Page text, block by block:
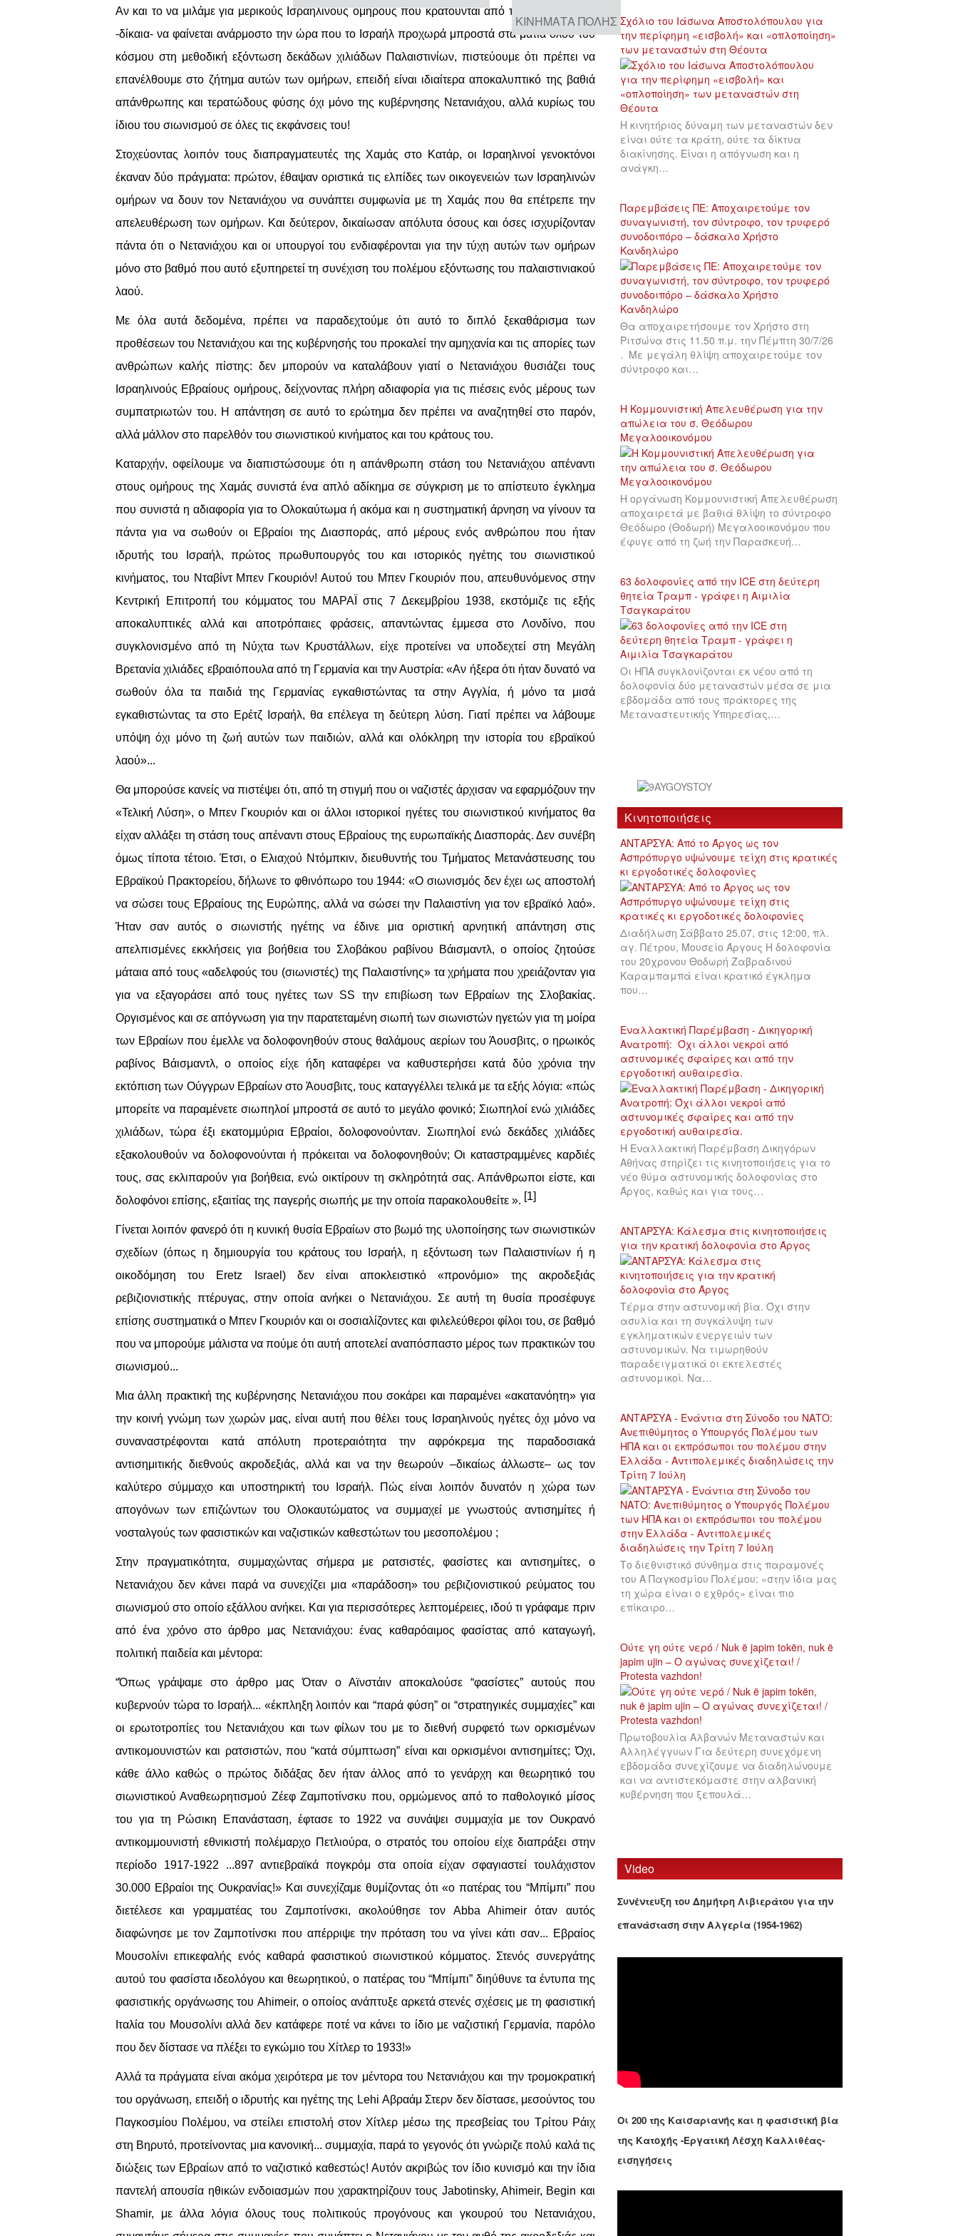
ΚΙΝΉΜΑΤΑ ΠΌΛΗΣ
Αν και το να μιλάμε για μερικούς Ισραηλινούς ομήρους που κρατούνται από τη Χαμάς μπορεί
-δίκαια- να φαίνεται ανάρμοστο την ώρα που το Ισραήλ προχωρά μπροστά στα μάτια όλου του
κόσμου στη μεθοδική εξόντωση δεκάδων χιλιάδων Παλαιστινίων, πιστεύουμε ότι πρέπει να
επανέλθουμε στο ζήτημα αυτών των ομήρων, επειδή είναι ιδιαίτερα αποκαλυπτικό της βαθιά
απάνθρωπης και τερατώδους φύσης όχι μόνο της κυβέρνησης Νετανιάχου, αλλά κυρίως του
ίδιου του σιωνισμού σε όλες τις εκφάνσεις του!
Στοχεύοντας λοιπόν τους διαπραγματευτές της Χαμάς στο Κατάρ, οι Ισραηλινοί γενοκτόνοι
έκαναν δύο πράγματα: πρώτον, έθαψαν οριστικά τις ελπίδες των οικογενειών των Ισραηλινών
ομήρων να δουν τον Νετανιάχου να συνάπτει συμφωνία με τη Χαμάς που θα επέτρεπε την
απελευθέρωση των ομήρων. Και δεύτερον, δικαίωσαν απόλυτα όσους και όσες ισχυρίζονταν
πάντα ότι ο Νετανιάχου και οι υπουργοί του ενδιαφέρονται για την τύχη αυτών των ομήρων
μόνο στο βαθμό που αυτό εξυπηρετεί τη συνέχιση του πολέμου εξόντωσης του παλαιστινιακού
λαού.
Με όλα αυτά δεδομένα, πρέπει να παραδεχτούμε ότι αυτό το διπλό ξεκαθάρισμα των
προθέσεων του Νετανιάχου και της κυβέρνησής του προκαλεί την αμηχανία και τις απορίες των
ανθρώπων καλής πίστης: δεν μπορούν να καταλάβουν γιατί ο Νετανιάχου θυσιάζει τους
Ισραηλινούς Εβραίους ομήρους, δείχνοντας πλήρη αδιαφορία για τις πιέσεις ενός μέρους των
συμπατριωτών του. Η απάντηση σε αυτό το ερώτημα δεν πρέπει να αναζητηθεί στο παρόν,
αλλά μάλλον στο παρελθόν του σιωνιστικού κινήματος και του κράτους του.
Καταρχήν, οφείλουμε να διαπιστώσουμε ότι η απάνθρωπη στάση του Νετανιάχου απέναντι
στους ομήρους της Χαμάς συνιστά ένα απλό αδίκημα σε σύγκριση με το απίστευτο έγκλημα
που συνιστά η αδιαφορία για το Ολοκαύτωμα ή ακόμα και η συστηματική άρνηση να γίνουν τα
πάντα για να σωθούν οι Εβραίοι της Διασποράς, από μέρους ενός ανθρώπου που ήταν
ιδρυτής του Ισραήλ, πρώτος πρωθυπουργός του και ιστορικός ηγέτης του σιωνιστικού
κινήματος, του Νταβίντ Μπεν Γκουριόν! Αυτού του Μπεν Γκουριόν που, απευθυνόμενος στην
Κεντρική Επιτροπή του κόμματος του MAPAÏ στις 7 Δεκεμβρίου 1938, εκστόμιζε τις εξής
αποκαλυπτικές αλλά και αποτρόπαιες φράσεις, απαντώντας έμμεσα στο Λονδίνο, που
συγκλονισμένο από τη Νύχτα των Κρυστάλλων, είχε προτείνει να υποδεχτεί στη Μεγάλη
Βρετανία χιλιάδες εβραιόπουλα από τη Γερμανία και την Αυστρία: «Αν ήξερα ότι ήταν δυνατό να
σωθούν όλα τα παιδιά της Γερμανίας εγκαθιστώντας τα στην Αγγλία, ή μόνο τα μισά
εγκαθιστώντας τα στο Ερέτζ Ισραήλ, θα επέλεγα τη δεύτερη λύση. Γιατί πρέπει να λάβουμε
υπόψη όχι μόνο τη ζωή αυτών των παιδιών, αλλά και ολόκληρη την ιστορία του εβραϊκού
λαού»...
Θα μπορούσε κανείς να πιστέψει ότι, από τη στιγμή που οι ναζιστές άρχισαν να εφαρμόζουν την
«Τελική Λύση», ο Μπεν Γκουριόν και οι άλλοι ιστορικοί ηγέτες του σιωνιστικού κινήματος θα
είχαν αλλάξει τη στάση τους απέναντι στους Εβραίους της ευρωπαϊκής Διασποράς. Δεν συνέβη
όμως τίποτα τέτοιο. Έτσι, ο Ελιαχού Ντόμπκιν, διευθυντής του Τμήματος Μετανάστευσης του
Εβραϊκού Πρακτορείου, δήλωνε το φθινόπωρο του 1944: «Ο σιωνισμός δεν έχει ως αποστολή
να σώσει τους Εβραίους της Ευρώπης, αλλά να σώσει την Παλαιστίνη για τον εβραϊκό λαό».
Ήταν σαν αυτός ο σιωνιστής ηγέτης να έδινε μια οριστική αρνητική απάντηση στις
απελπισμένες εκκλήσεις για βοήθεια του Σλοβάκου ραβίνου Βάισμαντλ, ο οποίος ζητούσε
μάταια από τους «αδελφούς του (σιωνιστές) της Παλαιστίνης» τα χρήματα που χρειάζονταν για
για να εξαγοράσει από τους ηγέτες των SS την επιβίωση των Εβραίων της Σλοβακίας.
Οργισμένος και σε απόγνωση για την παρατεταμένη σιωπή των σιωνιστών ηγετών για τη μοίρα
των Εβραίων που έμελλε να δολοφονηθούν στους θαλάμους αερίων του Άουσβιτς, ο ηρωικός
ραβίνος Βάισμαντλ, ο οποίος είχε ήδη καταφέρει να καθυστερήσει κατά δύο χρόνια την
εκτόπιση των Ούγγρων Εβραίων στο Άουσβιτς, τους καταγγέλλει τελικά με τα εξής λόγια: «πώς
μπορείτε να παραμένετε σιωπηλοί μπροστά σε αυτό το μεγάλο φονικό; Σιωπηλοί ενώ χιλιάδες
χιλιάδων, τώρα έξι εκατομμύρια Εβραίοι, δολοφονούνταν. Σιωπηλοί ενώ δεκάδες χιλιάδες
εξακολουθούν να δολοφονούνται ή πρόκειται να δολοφονηθούν; Οι καταστραμμένες καρδιές
τους, σας εκλιπαρούν για βοήθεια, ενώ οικτίρουν τη σκληρότητά σας. Απάνθρωποι είστε, και
δολοφόνοι επίσης, εξαιτίας της παγερής σιωπής με την οποία παρακολουθείτε ». [1]
Γίνεται λοιπόν φανερό ότι η κυνική θυσία Εβραίων στο βωμό της υλοποίησης των σιωνιστικών
σχεδίων (όπως η δημιουργία του κράτους του Ισραήλ, η εξόντωση των Παλαιστινίων ή η
οικοδόμηση του Eretz Israel) δεν είναι αποκλειστικό «προνόμιο» της ακροδεξιάς
ρεβιζιονιστικής πτέρυγας, στην οποία ανήκει ο Νετανιάχου. Σε αυτή τη θυσία προσέφυγε
επίσης συστηματικά ο Μπεν Γκουριόν και οι σοσιαλίζοντες και φιλελεύθεροι φίλοι του, σε βαθμό
που να μπορούμε μάλιστα να πούμε ότι αυτή αποτελεί αναπόσπαστο μέρος των πρακτικών του
σιωνισμού...
Μια άλλη πρακτική της κυβέρνησης Νετανιάχου που σοκάρει και παραμένει «ακατανόητη» για
την κοινή γνώμη των χωρών μας, είναι αυτή που θέλει τους Ισραηλινούς ηγέτες όχι μόνο να
συναναστρέφονται κατά απόλυτη προτεραιότητα την αφρόκρεμα της παραδοσιακά
αντισημιτικής διεθνούς ακροδεξιάς, αλλά και να την θεωρούν –δικαίως άλλωστε– ως τον
καλύτερο σύμμαχο και υποστηρικτή του Ισραήλ. Πώς είναι λοιπόν δυνατόν η χώρα των
απογόνων των επιζώντων του Ολοκαυτώματος να συμμαχεί με γνωστούς αντισημίτες ή
νοσταλγούς των φασιστικών και ναζιστικών καθεστώτων του μεσοπολέμου ;
Στην πραγματικότητα, συμμαχώντας σήμερα με ρατσιστές, φασίστες και αντισημίτες, ο
Νετανιάχου δεν κάνει παρά να συνεχίζει μια «παράδοση» του ρεβιζιονιστικού ρεύματος του
σιωνισμού στο οποίο εξάλλου ανήκει. Και για περισσότερες λεπτομέρειες, ιδού τι γράφαμε πριν
από ένα χρόνο στο άρθρο μας Νετανιάχου: ένας καθαρόαιμος φασίστας από καταγωγή,
πολιτική παιδεία και μέντορα:
“Όπως γράψαμε στο άρθρο μας Όταν ο Αϊνστάιν αποκαλούσε “φασίστες” αυτούς που
κυβερνούν τώρα το Ισραήλ... «έκπληξη λοιπόν και “παρά φύση” οι “στρατηγικές συμμαχίες” και
οι ερωτοτροπίες του Νετανιάχου και των φίλων του με το διεθνή συρφετό των ορκισμένων
αντικομουνιστών και ρατσιστών, που “κατά σύμπτωση” είναι και ορκισμένοι αντισημίτες; Όχι,
κάθε άλλο καθώς ο πρώτος διδάξας δεν ήταν άλλος από το γενάρχη και θεωρητικό του
σιωνιστικού Αναθεωρητισμού Ζέεφ Ζαμποτίνσκυ που, ορμώμενος από το παθολογικό μίσος
του για τη Ρώσικη Επανάσταση, έφτασε το 1922 να συνάψει συμμαχία με τον Ουκρανό
αντικομμουνιστή εθνικιστή πολέμαρχο Πετλιούρα, ο στρατός του οποίου είχε διαπράξει στην
περίοδο 1917-1922 ...897 αντιεβραϊκά πογκρόμ στα οποία είχαν σφαγιαστεί τουλάχιστον
30.000 Εβραίοι της Ουκρανίας!» Και συνεχίζαμε θυμίζοντας ότι «ο πατέρας του “Μπίμπι” που
διετέλεσε και γραμματέας του Ζαμποτίνσκι, ακολούθησε τον Abba Ahimeir όταν αυτός
διαφώνησε με τον Ζαμποτίνσκι που απέρριψε την πρόταση του να γίνει κάτι σαν... Εβραίος
Μουσολίνι επικεφαλής ενός καθαρά φασιστικού σιωνιστικού κόμματος. Στενός συνεργάτης
αυτού του φασίστα ιδεολόγου και θεωρητικού, ο πατέρας του “Μπίμπι” διηύθυνε τα έντυπα της
φασιστικής οργάνωσης του Ahimeir, ο οποίος ανάπτυξε αρκετά στενές σχέσεις με τη φασιστική
Ιταλία του Μουσολίνι αλλά δεν κατάφερε ποτέ να κάνει το ίδιο με ναζιστική Γερμανία, παρόλο
που δεν δίστασε να πλέξει το εγκώμιο του Χίτλερ το 1933!»
Αλλά τα πράγματα είναι ακόμα χειρότερα με τον μέντορα του Νετανιάχου και την τρομοκρατική
του οργάνωση, επειδή ο ιδρυτής και ηγέτης της Lehi Αβραάμ Στερν δεν δίστασε, μεσούντος του
Παγκοσμίου Πολέμου, να στείλει επιστολή στον Χίτλερ μέσω της πρεσβείας του Τρίτου Ράιχ
στη Βηρυτό, προτείνοντας μια κανονική... συμμαχία, παρά το γεγονός ότι γνώριζε πολύ καλά τις
διώξεις των Εβραίων από το ναζιστικό καθεστώς! Αυτόν ακριβώς τον ίδιο κυνισμό και την ίδια
παντελή απουσία ηθικών ενδοιασμών που χαρακτηρίζουν τους Jabotinsky, Ahimeir, Begin και
Shamir, με άλλα λόγια όλους τους πολιτικούς προγόνους και γκουρού του Νετανιάχου,
Σχόλιο του Ιάσωνα Αποστολόπουλου για
την περίφημη «εισβολή» και «οπλοποίηση»
των μεταναστών στη Θέουτα
Η κινητήριος δύναμη των μεταναστών δεν
είναι ούτε τα κράτη, ούτε τα δίκτυα
διακίνησης. Είναι η απόγνωση και η
ανάγκη…
Παρεμβάσεις ΠΕ: Αποχαιρετούμε τον
συναγωνιστή, τον σύντροφο, τον τρυφερό
συνοδοιπόρο – δάσκαλο Χρήστο
Κανδηλώρο
Θα αποχαιρετήσουμε τον Χρήστο στη
Ριτσώνα στις 11.50 π.μ. την Πέμπτη 30/7/26
. Με μεγάλη θλίψη αποχαιρετούμε τον
σύντροφο και…
Η Κομμουνιστική Απελευθέρωση για την
απώλεια του σ. Θεόδωρου
Μεγαλοοικονόμου
Η οργάνωση Κομμουνιστική Απελευθέρωση
αποχαιρετά με βαθιά θλίψη το σύντροφο
Θεόδωρο (Θοδωρή) Μεγαλοοικονόμου που
έφυγε από τη ζωή την Παρασκευή…
63 δολοφονίες από την ICE στη δεύτερη
θητεία Τραμπ - γράφει η Αιμιλία
Τσαγκαράτου
Οι ΗΠΑ συγκλονίζονται εκ νέου από τη
δολοφονία δύο μεταναστών μέσα σε μια
εβδομάδα από τους πράκτορες της
Μεταναστευτικής Υπηρεσίας,…
Κινητοποιήσεις
ΑΝΤΑΡΣΥΑ: Από το Άργος ως τον
Ασπρόπυργο υψώνουμε τείχη στις κρατικές
κι εργοδοτικές δολοφονίες
Διαδήλωση Σάββατο 25.07, στις 12:00, πλ.
αγ. Πέτρου, Μουσείο Άργους Η δολοφονία
του 20χρονου Θοδωρή Ζαβραδινού
Καραμπαμπά είναι κρατικό έγκλημα
που…
Εναλλακτική Παρέμβαση - Δικηγορική
Ανατροπή: Όχι άλλοι νεκροί από
αστυνομικές σφαίρες και από την
εργοδοτική αυθαιρεσία.
Η Εναλλακτική Παρέμβαση Δικηγόρων
Αθήνας στηρίζει τις κινητοποιήσεις για το
νέο θύμα αστυνομικής δολοφονίας στο
Άργος, καθώς και για τους…
ΑΝΤΑΡΣΥΑ: Κάλεσμα στις κινητοποιήσεις
για την κρατική δολοφονία στο Άργος
Τέρμα στην αστυνομική βία. Όχι στην
ασυλία και τη συγκάλυψη των
εγκληματικών ενεργειών των
αστυνομικών. Να τιμωρηθούν
παραδειγματικά οι εκτελεστές
αστυνομικοί. Να…
ΑΝΤΑΡΣΥΑ - Ενάντια στη Σύνοδο του ΝΑΤΟ:
Ανεπιθύμητος ο Υπουργός Πολέμου των
ΗΠΑ και οι εκπρόσωποι του πολέμου στην
Ελλάδα - Αντιπολεμικές διαδηλώσεις την
Τρίτη 7 Ιούλη
Το διεθνιστικό σύνθημα στις παραμονές
του Α Παγκοσμίου Πολέμου: «στην ίδια μας
τη χώρα είναι ο εχθρός» είναι πιο
επίκαιρο…
Ούτε γη ούτε νερό / Nuk ë japim tokën, nuk ë
japim ujin – Ο αγώνας συνεχίζεται! /
Protesta vazhdon!
Πρωτοβουλία Αλβανών Μεταναστών και
Αλληλέγγυων Για δεύτερη συνεχόμενη
εβδομάδα συνεχίζουμε να διαδηλώνουμε
και να αντιστεκόμαστε στην αλβανική
κυβέρνηση που ξεπουλά…
Video
Συνέντευξη του Δημήτρη Λιβιεράτου για την
επανάσταση στην Αλγερία (1954-1962)
Οι 200 της Καισαριανής και η φασιστική βία
της Κατοχής -Εργατική Λέσχη Καλλιθέας-
εισηγήσεις